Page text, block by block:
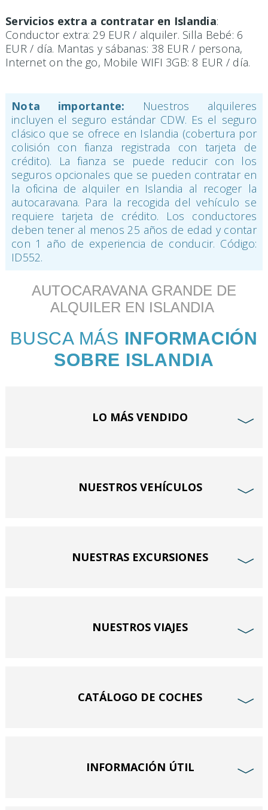
Servicios extra a contratar en Islandia:
Conductor extra: 29 EUR / alquiler. Silla Bebé: 6
EUR / día. Mantas y sábanas: 38 EUR / persona,
Internet on the go, Mobile WIFI 3GB: 8 EUR / día.
Nota importante: Nuestros alquileres
incluyen el seguro estándar CDW. Es el seguro
clásico que se ofrece en Islandia (cobertura por
colisión con fianza registrada con tarjeta de
crédito). La fianza se puede reducir con los
seguros opcionales que se pueden contratar en
la oficina de alquiler en Islandia al recoger la
autocaravana. Para la recogida del vehículo se
requiere tarjeta de crédito. Los conductores
deben tener al menos 25 años de edad y contar
con 1 año de experiencia de conducir. Código:
ID552.
AUTOCARAVANA GRANDE DE
ALQUILER EN ISLANDIA
BUSCA MÁS INFORMACIÓN
SOBRE ISLANDIA
LO MÁS VENDIDO ﹀
NUESTROS VEHÍCULOS ﹀
NUESTRAS EXCURSIONES ﹀
NUESTROS VIAJES ﹀
CATÁLOGO DE COCHES ﹀
INFORMACIÓN ÚTIL ﹀